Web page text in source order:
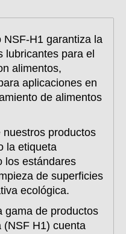
NSF-H1 garantiza la
lubricantes para el
alimentos,
aplicaciones en
de alimentos
nuestros productos
la etiqueta
los estándares
de superficies
ecológica.
gama de productos
(NSF H1) cuenta